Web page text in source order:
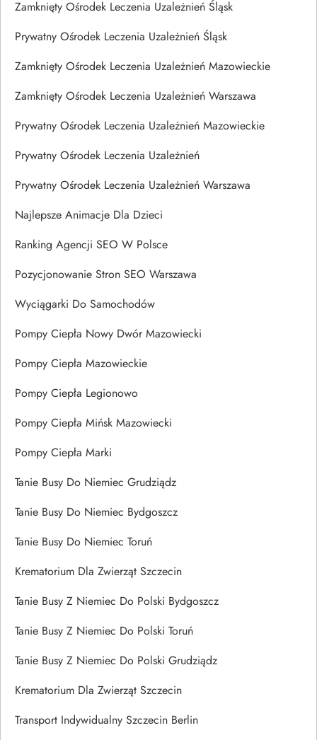
Zamknięty Ośrodek Leczenia Uzależnień Śląsk
Prywatny Ośrodek Leczenia Uzależnień Śląsk
Zamknięty Ośrodek Leczenia Uzależnień Mazowieckie
Zamknięty Ośrodek Leczenia Uzależnień Warszawa
Prywatny Ośrodek Leczenia Uzależnień Mazowieckie
Prywatny Ośrodek Leczenia Uzależnień
Prywatny Ośrodek Leczenia Uzależnień Warszawa
Najlepsze Animacje Dla Dzieci
Ranking Agencji SEO W Polsce
Pozycjonowanie Stron SEO Warszawa
Wyciągarki Do Samochodów
Pompy Ciepła Nowy Dwór Mazowiecki
Pompy Ciepła Mazowieckie
Pompy Ciepła Legionowo
Pompy Ciepła Mińsk Mazowiecki
Pompy Ciepła Marki
Tanie Busy Do Niemiec Grudziądz
Tanie Busy Do Niemiec Bydgoszcz
Tanie Busy Do Niemiec Toruń
Krematorium Dla Zwierząt Szczecin
Tanie Busy Z Niemiec Do Polski Bydgoszcz
Tanie Busy Z Niemiec Do Polski Toruń
Tanie Busy Z Niemiec Do Polski Grudziądz
Krematorium Dla Zwierząt Szczecin
Transport Indywidualny Szczecin Berlin